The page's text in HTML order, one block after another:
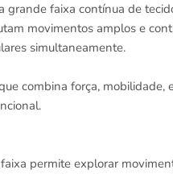
grande faixa contínua de
movimentos amplos e
simultaneamente.
combina força,
permite explorar